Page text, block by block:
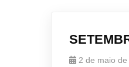
2 de maio